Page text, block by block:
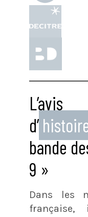
L’avis
d’
bande
9 »
Dans les